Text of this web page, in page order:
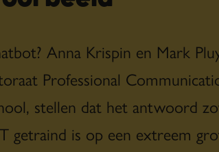
Anna Krispin en Mark
Professional
stellen dat het antwoord
getraind is op een extreem